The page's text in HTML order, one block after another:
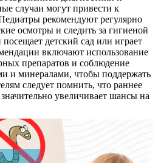
случаи могут привести к
рекомендуют регулярно
осмотры и следить за гигиеной
детский сад или играет
включают использование
препаратов и соблюдение
и минералами, чтобы поддержать
следует помнить, что раннее
увеличивает шансы на